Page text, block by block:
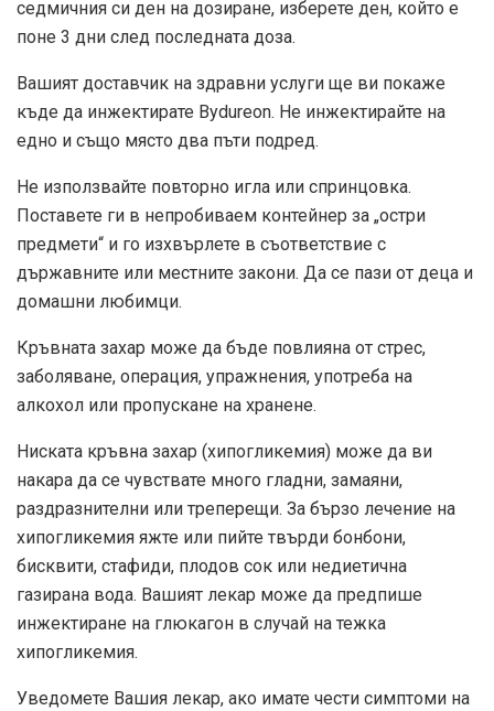
седмичния си ден на дозиране, изберете ден, който е
поне 3 дни след последната доза.
Вашият доставчик на здравни услуги ще ви покаже
къде да инжектирате Bydureon. Не инжектирайте на
едно и също място два пъти подред.
Не използвайте повторно игла или спринцовка.
Поставете ги в непробиваем контейнер за „остри
предмети“ и го изхвърлете в съответствие с
държавните или местните закони. Да се ​​пази от деца и
домашни любимци.
Кръвната захар може да бъде повлияна от стрес,
заболяване, операция, упражнения, употреба на
алкохол или пропускане на хранене.
Ниската кръвна захар (хипогликемия) може да ви
накара да се чувствате много гладни, замаяни,
раздразнителни или треперещи. За бързо лечение на
хипогликемия яжте или пийте твърди бонбони,
бисквити, стафиди, плодов сок или недиетична
газирана вода. Вашият лекар може да предпише
инжектиране на глюкагон в случай на тежка
хипогликемия.
Уведомете Вашия лекар, ако имате чести симптоми на